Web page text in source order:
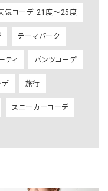
気コーデ_21度～25度
テーマパーク
ティ パンツコーデ
デ 旅行
スニーカーコーデ